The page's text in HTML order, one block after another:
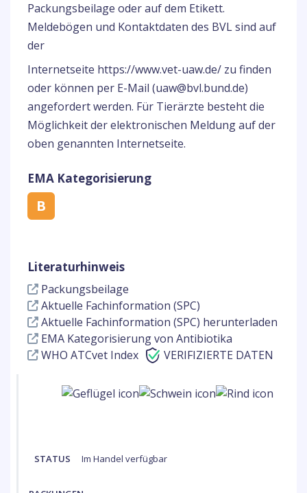
Packungsbeilage oder auf dem Etikett.
Meldebögen und Kontaktdaten des BVL sind auf
der
Internetseite https://www.vet-uaw.de/ zu finden
oder können per E-Mail (uaw@bvl.bund.de)
angefordert werden. Für Tierärzte besteht die
Möglichkeit der elektronischen Meldung auf der
oben genannten Internetseite.
EMA Kategorisierung
B
Literaturhinweis
Packungsbeilage
Aktuelle Fachinformation (SPC)
Aktuelle Fachinformation (SPC) herunterladen
EMA Kategorisierung von Antibiotika
WHO ATCvet Index
VERIFIZIERTE DATEN
STATUS Im Handel verfügbar